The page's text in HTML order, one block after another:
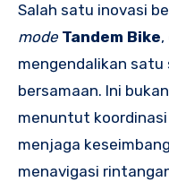
Salah satu inovasi
mode Tandem Bike,
mengendalikan
bersamaan. Ini
menuntut
menjaga
menavigasi